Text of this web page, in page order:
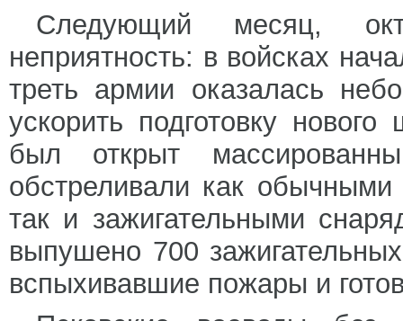
Следующий месяц,
неприятность: в войсках
треть армии оказалась
ускорить подготовку
был открыт
обстреливали как
так и зажигательными
выпушено 700
вспыхивавшие пожары и